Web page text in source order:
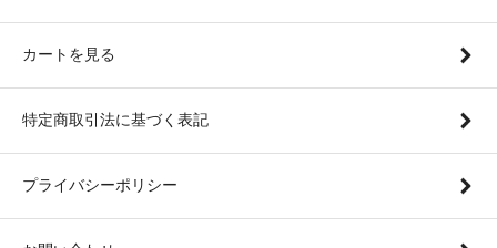
カートを見る
特定商取引法に基づく表記
プライバシーポリシー